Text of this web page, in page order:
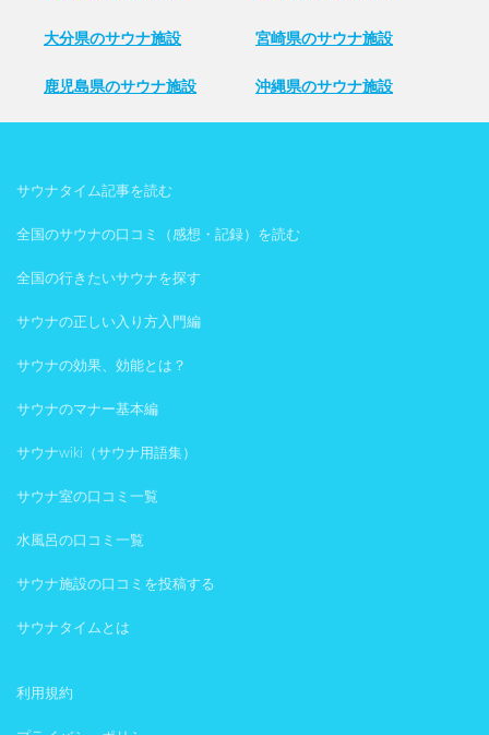
大分県のサウナ施設 宮崎県のサウナ施設
鹿児島県のサウナ施設 沖縄県のサウナ施設
サウナタイム記事を読む
全国のサウナの口コミ（感想・記録）を読む
全国の行きたいサウナを探す
サウナの正しい入り方入門編
サウナの効果、効能とは？
サウナのマナー基本編
サウナwiki（サウナ用語集）
サウナ室の口コミ一覧
水風呂の口コミ一覧
サウナ施設の口コミを投稿する
サウナタイムとは
利用規約